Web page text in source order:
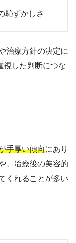
恥ずかしさ
治療方針の決定に
視した判断につな
手厚い傾向にあり
、治療後の美容的
くれることが多い